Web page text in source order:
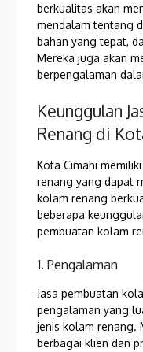
berkualitas akan
mendalam tentang
bahan yang tepat,
Mereka juga akan
berpengalaman
Keunggulan
Renang di
Kota Cimahi
renang yang dapat
kolam renang
beberapa
pembuatan kolam
1. Pengalaman
Jasa pembuatan
pengalaman yang
jenis kolam renang.
berbagai klien dan